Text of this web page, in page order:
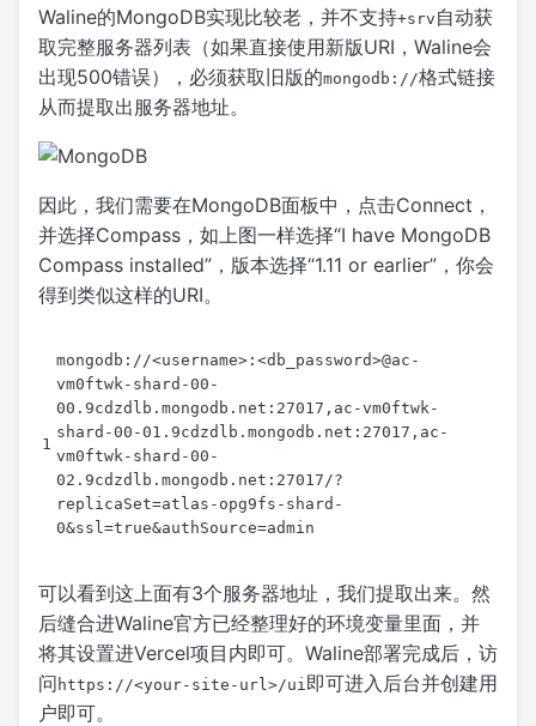
Waline的MongoDB实现比较老，并不支持+srv 自动获
取完整服务器列表（如果直接使用新版URI，Waline会
出现500错误），必须获取旧版的mongodb://格式链接
从而提取出服务器地址。
因此，我们需要在MongoDB面板中，点击Connect，
并选择Compass，如上图一样选择“I have MongoDB
Compass installed”，版本选择“1.11 or earlier”，你会
得到类似这样的URI。
mongodb://<username>:<db_password>@ac-
vm0ftwk-shard-00-
00.9cdzdlb.mongodb.net:27017,ac-vm0ftwk-
shard-00-01.9cdzdlb.mongodb.net:27017,ac-
vm0ftwk-shard-00-
02.9cdzdlb.mongodb.net:27017/?
replicaSet=atlas-opg9fs-shard-
可以看到这上面有3个服务器地址，我们提取出来。然
后缝合进Waline官方已经整理好的环境变量里面，并
将其设置进Vercel项目内即可。Waline部署完成后，访
问 https://<your-site-url>/ui 即可进入后台并创建用
户即可。